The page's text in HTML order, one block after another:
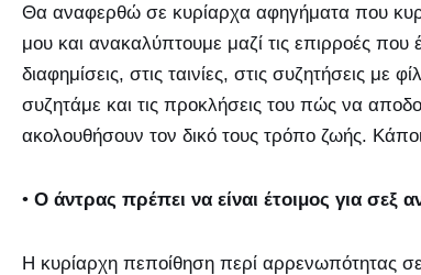
Θα αναφερθώ σε κυρίαρχα αφηγήματα που
μου και ανακαλύπτουμε μαζί τις επιρροές
διαφημίσεις, στις ταινίες, στις συζητήσεις με
συζητάμε και τις προκλήσεις του πώς να
ακολουθήσουν τον δικό τους τρόπο ζωής.
• Ο άντρας πρέπει να είναι έτοιμος για σεξ
Η κυρίαρχη πεποίθηση περί αρρενωπότητας